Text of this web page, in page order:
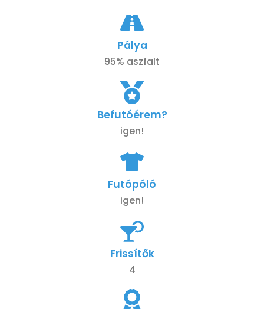
Pálya
95% aszfalt
Befutóérem?
igen!
Futópóló
igen!
Frissítők
4